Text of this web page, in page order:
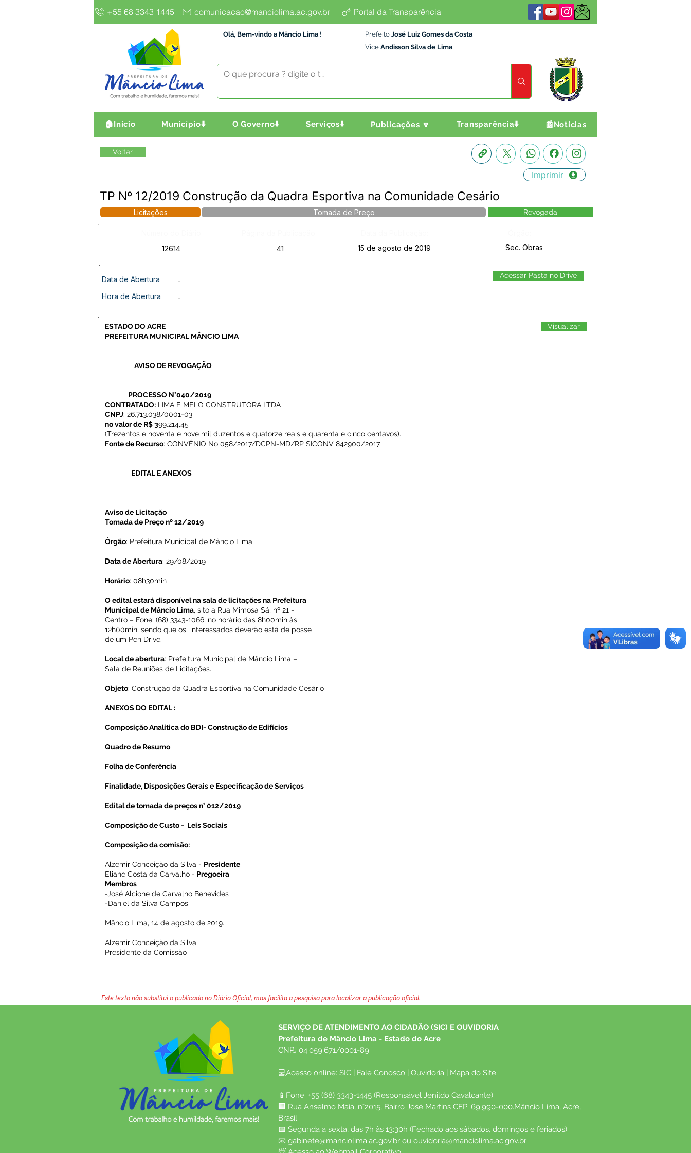
+55 68 3343 1445 comunicacao@manciolima.ac.gov.br Portal da Transparência
Olá, Bem-vindo a Mâncio Lima ! Prefeito José Luiz Gomes da Costa
Vice Andisson Silva de Lima
🏠Início Município⬇️ O Governo⬇️ Serviços⬇️ Publicações 🔽 Transparência⬇️ 📰Notícias
Voltar
Imprimir
TP Nº 12/2019 Construção da Quadra Esportiva na Comunidade Cesário
Licitações Tomada de Preço Revogada
12614
41 15 de agosto de 2019 Sec. Obras
Data de Abertura
-
Hora de Abertura
-
Acessar Pasta no Drive
ESTADO DO ACRE
PREFEITURA MUNICIPAL MÂNCIO LIMA
AVISO DE REVOGAÇÃO
PROCESSO N°040/2019
CONTRATADO: LIMA E MELO CONSTRUTORA LTDA
CNPJ: 26.713.038/0001-03
no valor de R$ 399.214,45
(Trezentos e noventa e nove mil duzentos e quatorze reais e quarenta e cinco centavos).
Fonte de Recurso: CONVÊNIO No 058/2017/DCPN-MD/RP SICONV 842900/2017.
EDITAL E ANEXOS
Aviso de Licitação
Tomada de Preço nº 12/2019
Órgão: Prefeitura Municipal de Mâncio Lima
Data de Abertura: 29/08/2019
Horário: 08h30min
O edital estará disponível na sala de licitações na Prefeitura
Municipal de Mâncio Lima, sito a Rua Mimosa Sá, nº 21 -
Centro – Fone: (68) 3343-1066, no horário das 8h00min às
12h00min, sendo que os interessados deverão está de posse
de um Pen Drive.
Local de abertura: Prefeitura Municipal de Mâncio Lima –
Sala de Reuniões de Licitações.
Objeto: Construção da Quadra Esportiva na Comunidade Cesário
ANEXOS DO EDITAL :
Composição Analítica do BDI- Construção de Edifícios
Quadro de Resumo
Folha de Conferência
Finalidade, Disposições Gerais e Especificação de Serviços
Edital de tomada de preços n° 012/2019
Composição de Custo - Leis Sociais
Composição da comisão:
Alzemir Conceição da Silva - Presidente
Eliane Costa da Carvalho - Pregoeira
Membros
-José Alcione de Carvalho Benevides
-Daniel da Silva Campos
Mâncio Lima, 14 de agosto de 2019.
Alzemir Conceição da Silva
Presidente da Comissão
Visualizar
Este texto não substitui o publicado no Diário Oficial, mas facilita a pesquisa para localizar a publicação oficial.
SERVIÇO DE ATENDIMENTO AO CIDADÃO (SIC) E OUVIDORIA
Prefeitura de Mâncio Lima - Estado do Acre
CNPJ 04.059.671/0001-89
💻Acesso online: SIC | Fale Conosco | Ouvidoria | Mapa do Site
📱Fone: +55 (68) 3343-1445 (Responsável Jenildo Cavalcante)
🏢 Rua Anselmo Maia, n°2015, Bairro José Martins CEP: 69.990-000.Mâncio Lima, Acre,
Brasil
📅 Segunda a sexta, das 7h às 13:30h (Fechado aos sábados, domingos e feriados)
📧 gabinete@manciolima.ac.gov.br ou ouvidoria@manciolima.ac.gov.br